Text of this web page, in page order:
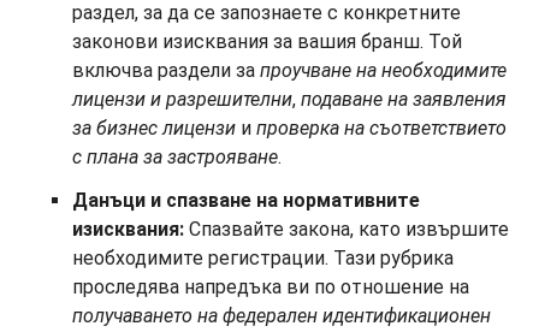
раздел, за да се запознаете с конкретните
законови изисквания за вашия бранш. Той
включва раздели за проучване на необходимите
лицензи и разрешителни, подаване на заявления
за бизнес лицензи и проверка на съответствието
с плана за застрояване.
Данъци и спазване на нормативните
изисквания: Спазвайте закона, като извършите
необходимите регистрации. Тази рубрика
проследява напредъка ви по отношение на
получаването на федерален идентификационен